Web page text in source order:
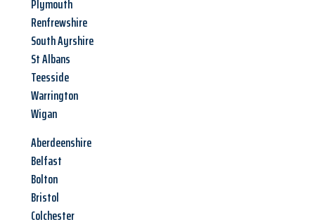
Plymouth
Renfrewshire
South Ayrshire
St Albans
Teesside
Warrington
Wigan
Aberdeenshire
Belfast
Bolton
Bristol
Colchester